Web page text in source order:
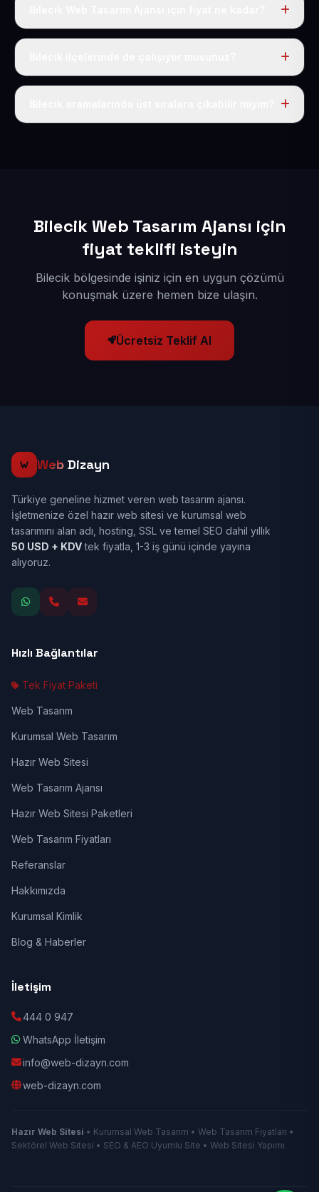
Bilecik dahil Türkiye’nin her yerinde geçerli yıllık tek
Elbette; Bilecik iline bağlı bütün ilçelere uzaktan ve
Bilecik Web Tasarım Ajansı için
fiyat teklifi isteyin
Bilecik bölgesinde işiniz için en uygun çözümü
konuşmak üzere hemen bize ulaşın.
Ücretsiz Teklif Al
Web Dizayn
Türkiye geneline hizmet veren web tasarım ajansı.
İşletmenize özel hazır web sitesi ve kurumsal web
tasarımını alan adı, hosting, SSL ve temel SEO dahil yıllık
50 USD + KDVtek fiyatla, 1-3 iş günü içinde yayına
alıyoruz.
Hızlı Bağlantılar
Tek Fiyat Paketi
Web Tasarım
Kurumsal Web Tasarım
Hazır Web Sitesi
Web Tasarım Ajansı
Hazır Web Sitesi Paketleri
Web Tasarım Fiyatları
Referanslar
Hakkımızda
Kurumsal Kimlik
Blog & Haberler
İletişim
444 0 947
WhatsApp İletişim
info@web-dizayn.com
web-dizayn.com
Hazır Web Sitesi • Kurumsal Web Tasarım • Web Tasarım Fiyatları •
Sektörel Web Sitesi • SEO & AEO Uyumlu Site • Web Sitesi Yapımı